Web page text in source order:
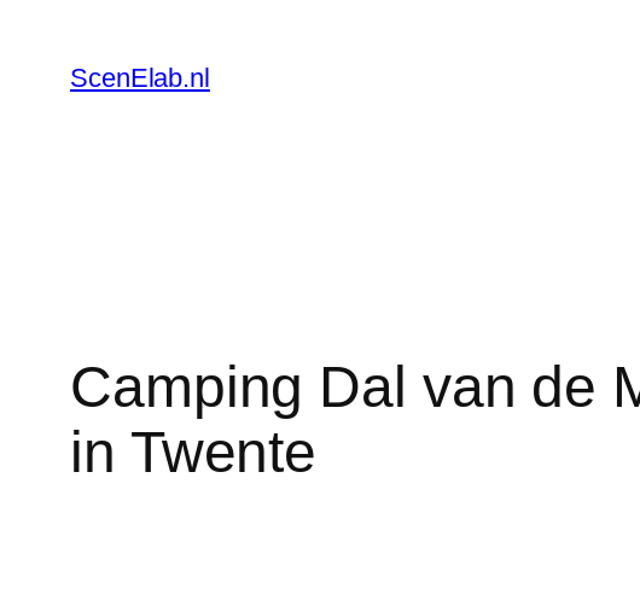
content
ScenElab.nl
Camping Dal van de
in Twente